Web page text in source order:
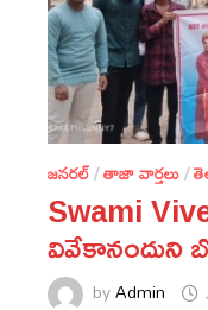
జనరల్/తాజా వార్తలు/
Swami
వివేకానందుని
byAdmin